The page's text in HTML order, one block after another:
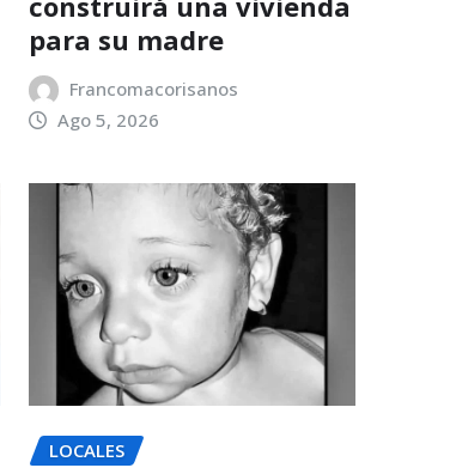
para su madre
Francomacorisanos
Ago 5, 2026
LOCALES